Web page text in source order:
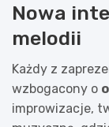
Nowa
melodii
Każdy z
wzbogacony o
improwizacje,